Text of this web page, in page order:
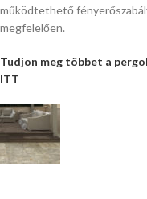
Télikert - Velencei-tó
működtethető
megfelelően.
Tudjon meg többet a
ITT